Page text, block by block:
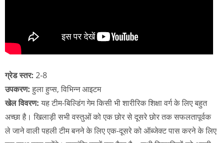
ग्रेड स्तर: 2-8
उपकरण: हुला हुप्स, विभिन्न आइटम
खेल विवरण: यह टीम-बिल्डिंग गेम किसी भी शारीरिक शिक्षा वर्ग के लिए बहुत
अच्छा है। खिलाड़ी सभी वस्तुओं को एक छोर से दूसरे छोर तक सफलतापूर्वक
ले जाने वाली पहली टीम बनने के लिए एक-दूसरे को ऑब्जेक्ट पास करने के लिए